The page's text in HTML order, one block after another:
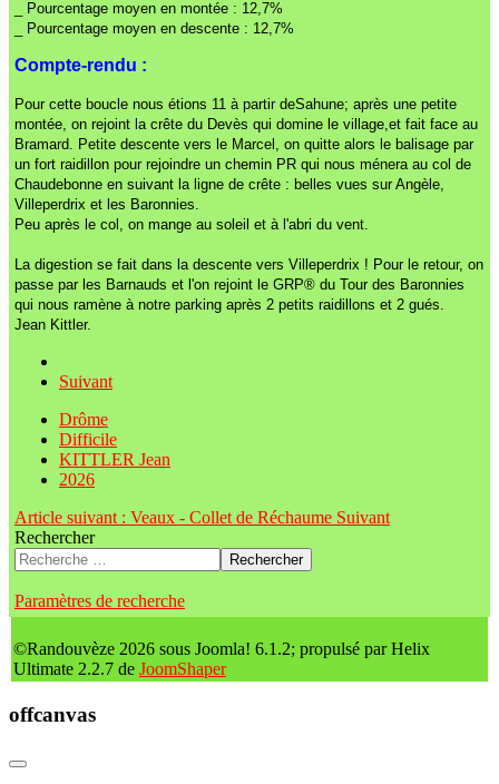
_ Pourcentage moyen en montée : 12,7%
_ Pourcentage moyen en descente : 12,7%
Compte-rendu :
Pour cette boucle nous étions 11 à partir deSahune; après une petite
montée, on rejoint la crête du Devès qui domine le village,et fait face au
Bramard. Petite descente vers le Marcel, on quitte alors le balisage par
un fort raidillon pour rejoindre un chemin PR qui nous ménera au col de
Chaudebonne en suivant la ligne de crête : belles vues sur Angèle,
Villeperdrix et les Baronnies.
Peu après le col, on mange au soleil et à l'abri du vent.
La digestion se fait dans la descente vers Villeperdrix ! Pour le retour, on
passe par les Barnauds et l'on rejoint le GRP® du Tour des Baronnies
qui nous ramène à notre parking après 2 petits raidillons et 2 gués.
Jean Kittler.
Suivant
Drôme
Difficile
KITTLER Jean
2026
Article suivant : Veaux - Collet de Réchaume Suivant
Rechercher
Rechercher
Paramètres de recherche
©Randouvèze 2026 sous Joomla! 6.1.2; propulsé par Helix
Ultimate 2.2.7 de JoomShaper
offcanvas